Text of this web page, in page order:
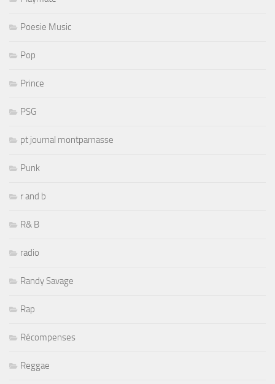
Poesie Music
Pop
Prince
PSG
pt journal montparnasse
Punk
r and b
R& B
radio
Randy Savage
Rap
Récompenses
Reggae